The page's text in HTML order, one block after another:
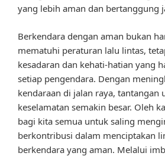
yang lebih aman dan bertanggung
Berkendara dengan aman bukan
mematuhi peraturan lalu lintas,
kesadaran dan kehati-hatian yang
setiap pengendara. Dengan
kendaraan di jalan raya, tantangan
keselamatan semakin besar. Oleh
bagi kita semua untuk saling
berkontribusi dalam menciptakan
berkendara yang aman. Melalui